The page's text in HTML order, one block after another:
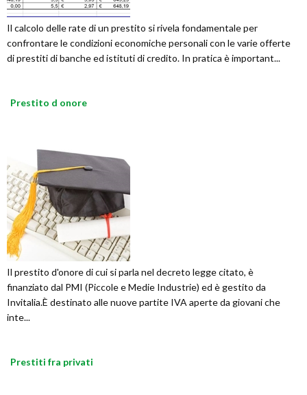
Il calcolo delle rate di un prestito si rivela fondamentale per
confrontare le condizioni economiche personali con le varie offerte
di prestiti di banche ed istituti di credito. In pratica è important...
Prestito d onore
Il prestito d'onore di cui si parla nel decreto legge citato, è
finanziato dal PMI (Piccole e Medie Industrie) ed è gestito da
Invitalia.È destinato alle nuove partite IVA aperte da giovani che
inte...
Prestiti fra privati